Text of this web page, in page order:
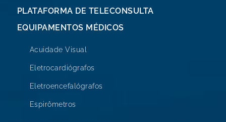
PLATAFORMA DE TELECONSULTA
EQUIPAMENTOS MÉDICOS
Acuidade Visual
Eletrocardiógrafos
Eletroencefalógrafos
Espirômetros